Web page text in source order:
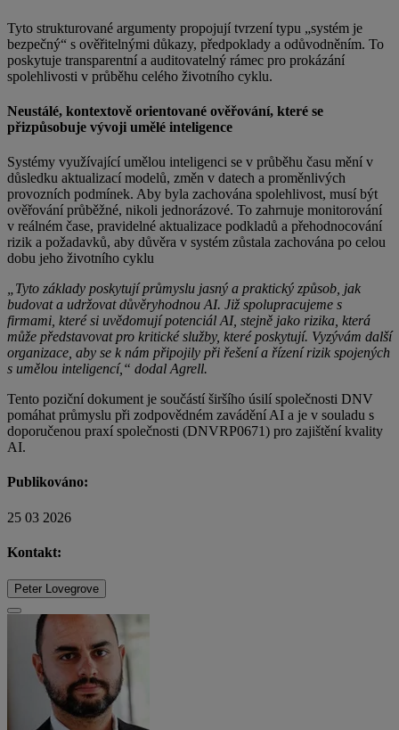
Tyto strukturované argumenty propojují tvrzení typu „systém je
bezpečný“ s ověřitelnými důkazy, předpoklady a odůvodněním. To
poskytuje transparentní a auditovatelný rámec pro prokázání
spolehlivosti v průběhu celého životního cyklu.
Neustálé, kontextově orientované ověřování, které se
přizpůsobuje vývoji umělé inteligence
Systémy využívající umělou inteligenci se v průběhu času mění v
důsledku aktualizací modelů, změn v datech a proměnlivých
provozních podmínek. Aby byla zachována spolehlivost, musí být
ověřování průběžné, nikoli jednorázové. To zahrnuje monitorování
v reálném čase, pravidelné aktualizace podkladů a přehodnocování
rizik a požadavků, aby důvěra v systém zůstala zachována po celou
dobu jeho životního cyklu
„Tyto základy poskytují průmyslu jasný a praktický způsob, jak
budovat a udržovat důvěryhodnou AI. Již spolupracujeme s
firmami, které si uvědomují potenciál AI, stejně jako rizika, která
může představovat pro kritické služby, které poskytují. Vyzývám další
organizace, aby se k nám připojily při řešení a řízení rizik spojených
s umělou inteligencí,“ dodal Agrell.
Tento poziční dokument je součástí širšího úsilí společnosti DNV
pomáhat průmyslu při zodpovědném zavádění AI a je v souladu s
doporučenou praxí společnosti (DNVRP0671) pro zajištění kvality
AI.
Publikováno:
25 03 2026
Kontakt:
Peter Lovegrove